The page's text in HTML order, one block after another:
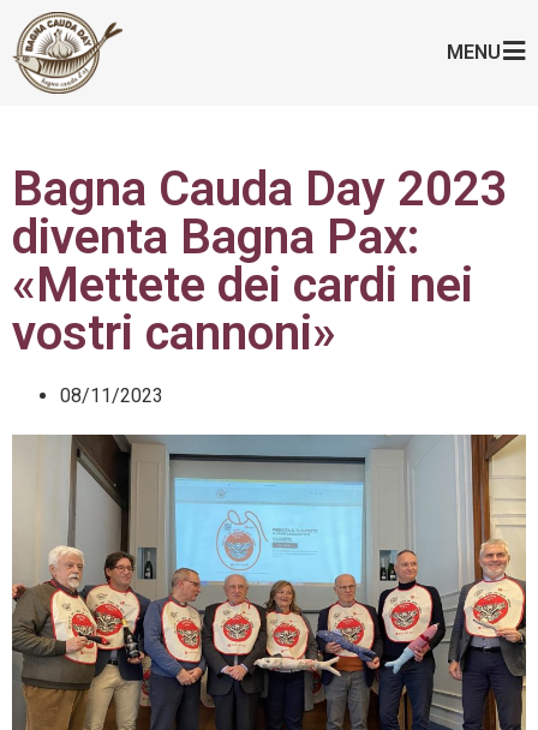
MENU
Bagna Cauda Day 2023
diventa Bagna Pax:
«Mettete dei cardi nei
vostri cannoni»
08/11/2023